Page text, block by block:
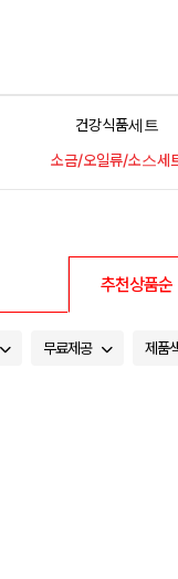
건강식품세트
소금/오일류/소스세
추천상품순
무료제공 제품